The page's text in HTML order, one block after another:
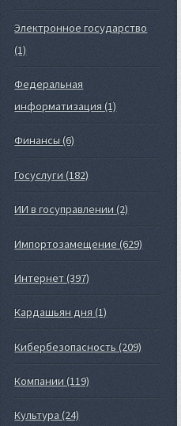
Электронное государство
(1)
Федеральная
информатизация (1)
Финансы (6)
Госуслуги (182)
ИИ в госуправлении (2)
Импортозамещение (629)
Интернет (397)
Кардашьян дня (1)
Кибербезопасность (209)
Компании (119)
Культура (24)